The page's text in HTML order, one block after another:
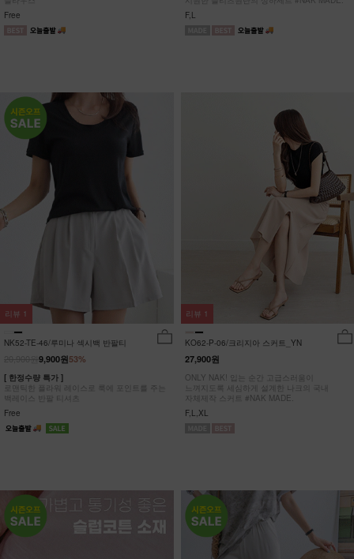
Free
F,L
NK52-TE-46/루미나 섹시백 반팔티
53%
9,900원
[ 한정수량 특가 ]
로맨틱한 플라워 레이스로 룩에 포인트를 주는
백레이스 반팔 티셔츠
Free
리뷰 1
KO62-P-06/크리지아 스커트_YN
27,900원
ONLY NAK! 입는 순간 고급스러움이
느껴지도록 세심하게 설계한 나크의 국내
자체제작 스커트 #NAK MADE.
F,L,XL
리뷰 1